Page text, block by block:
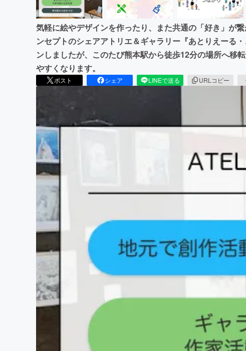
気軽に絵やデザインを作ったり、また共通の「好き」が
ンセプトのシェアアトリエ＆ギャラリー『あとりえーる
ンしましたが、このたび熊本駅から徒歩12分の場所へ移
やすくなります。
ポスト シェア LINEで送る URLコピー